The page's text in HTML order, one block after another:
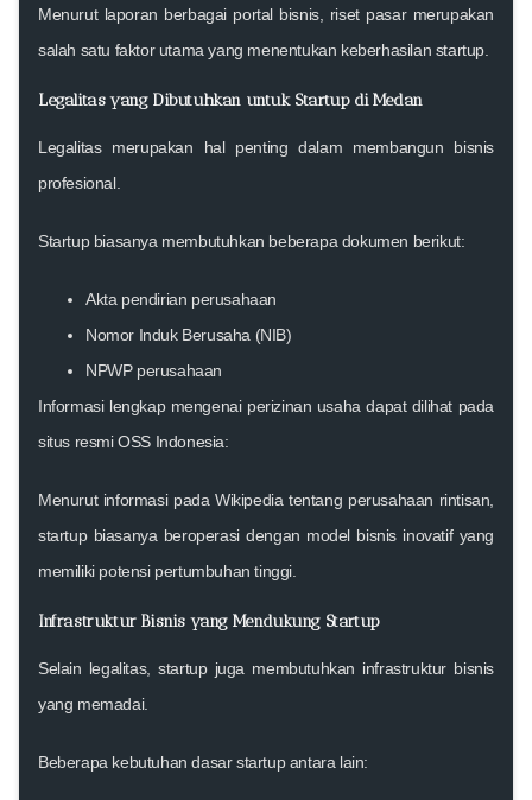
Menurut laporan berbagai portal bisnis, riset pasar merupakan
salah satu faktor utama yang menentukan keberhasilan startup
Legalitas yang Dibutuhkan untuk Startup di Medan
Legalitas merupakan hal penting dalam membangun bisnis
profesional.
Startup biasanya membutuhkan beberapa dokumen berikut:
Akta pendirian perusahaan
Nomor Induk Berusaha (NIB)
NPWP perusahaan
Informasi lengkap mengenai perizinan usaha dapat dilihat pada
situs resmiOSS Indonesia:
Menurut informasi pada Wikipedia tentang perusahaan rintisan
startup biasanya beroperasi dengan model bisnis inovatif yang
memiliki potensi pertumbuhan tinggi.
Infrastruktur Bisnis yang Mendukung Startup
Selain legalitas, startup juga membutuhkan infrastruktur bisnis
yang memadai.
Beberapa kebutuhan dasar startup antara lain: